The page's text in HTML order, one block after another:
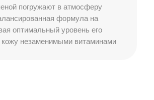
погружают в атмосферу
формула на
оптимальный уровень его
незаменимыми витаминами.